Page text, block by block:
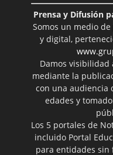
Prensa y Difusión
Somos un medio
y digital,
Damos visibilidad
mediante la
con una audiencia
edades y
Los 5 portales de
incluido Portal
para entidades sin